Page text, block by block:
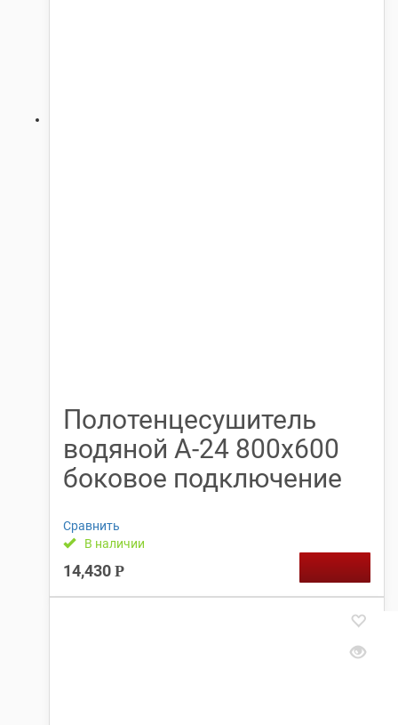
Полотенцесушитель
водяной А-24 800х600
боковое подключение
Сравнить
В наличии
14,430 Р